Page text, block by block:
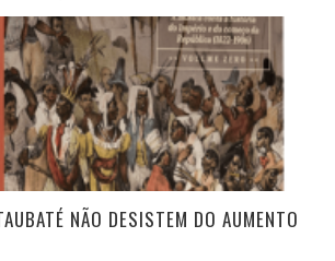
NÃO DESISTEM DO AUMENTO